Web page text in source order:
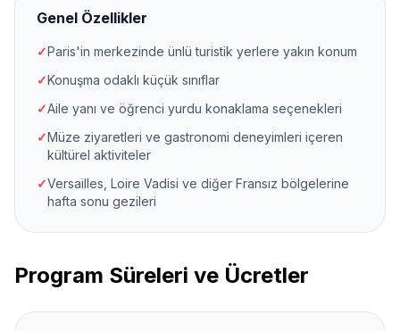
Genel Özellikler
✓Paris'in merkezinde ünlü turistik yerlere yakın konum
✓Konuşma odaklı küçük sınıflar
✓Aile yanı ve öğrenci yurdu konaklama seçenekleri
✓Müze ziyaretleri ve gastronomi deneyimleri içeren
kültürel aktiviteler
✓Versailles, Loire Vadisi ve diğer Fransız bölgelerine
hafta sonu gezileri
Program Süreleri ve Ücretler